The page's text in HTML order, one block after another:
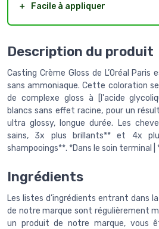
＋
Facile à appliquer
Description du produit
Casting Crème Gloss de L’Oréal Paris
sans ammoniaque. Cette coloration
de complexe gloss à [l'acide
blancs sans effet racine, pour un
ultra glossy, longue durée. Les
sains, 3x plus brillants** et 4x
shampooings**. *Dans le soin terminal
Ingrédients
Les listes d’ingrédients entrant dans
de notre marque sont régulièrement
un produit de notre marque, vous